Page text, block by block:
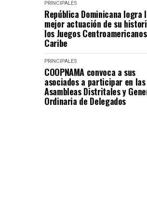
PRINCIPALES
República Dominicana logra
mejor actuación de su
los Juegos
Caribe
PRINCIPALES
COOPNAMA convoca a sus
asociados a participar en las
Asambleas Distritales y
Ordinaria de Delegados